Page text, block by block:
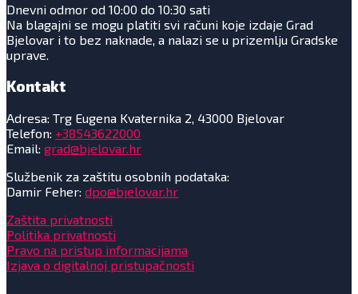
Dnevni odmor od 10:00 do 10:30 sati
Na blagajni se mogu platiti svi računi koje izdaje Grad
Bjelovar i to bez naknade, a nalazi se u prizemlju Gradske
uprave.
Kontakt
Adresa: Trg Eugena Kvaternika 2, 43000 Bjelovar
Telefon: +38543622000
Email: grad@bjelovar.hr
Službenik za zaštitu osobnih podataka:
Damir Feher: dpo@bjelovar.hr
Zaštita privatnosti
Politika privatnosti
Pravo na pristup informacijama
Izjava o digitalnoj pristupačnosti